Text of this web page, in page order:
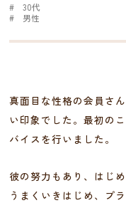
30代
男性
真面目な性格の会員さ
い印象でした。最初の
バイスを行いました。
彼の努力もあり、はじ
うまくいきはじめ、プ